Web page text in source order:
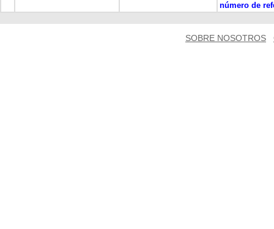
número de
SOBRE NOSOTROS